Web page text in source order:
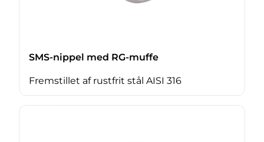
SMS-nippel med RG-muffe
Fremstillet af rustfrit stål AISI 316